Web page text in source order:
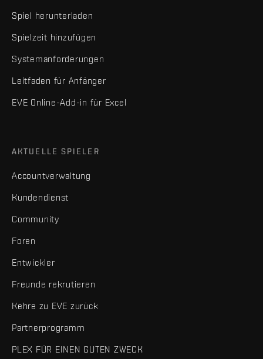
Spiel herunterladen
Spielzeit hinzufügen
Systemanforderungen
Leitfaden für Anfänger
EVE Online-Add-in für Excel
AKTUELLE SPIELER
Accountverwaltung
Kundendienst
Community
Foren
Entwickler
Freunde rekrutieren
Kehre zu EVE zurück
Partnerprogramm
PLEX FÜR EINEN GUTEN ZWECK